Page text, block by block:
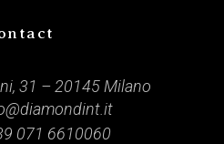
31 – 20145 Milano
071 6610060